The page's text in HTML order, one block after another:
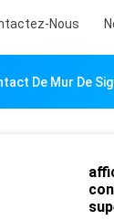
Nous
De Mur De